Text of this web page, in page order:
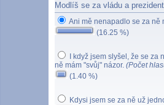
Modlíš se za vládu a
Ani mě nenapadlo se za ně
(16.25 %)
I když jsem slyšel, že se
ně mám "svůj" názor. (Počet
(1.40 %)
Kdysi jsem se za ně už